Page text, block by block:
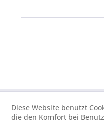
Diese Website benutzt
die den Komfort bei